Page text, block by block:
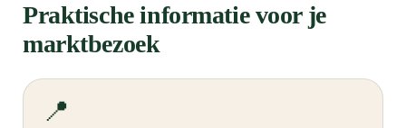
Praktische informatie voor je
marktbezoek
📍